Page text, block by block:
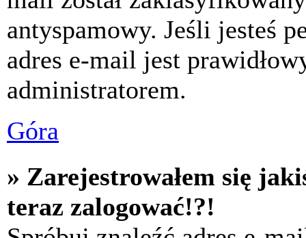
antyspamowy. Jeśli jesteś
adres e-mail jest
administratorem.
Góra
» Zarejestrowałem się
teraz zalogować!?!